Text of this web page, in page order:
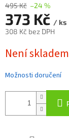
495 Kč –24 %
373 Kč / ks
308 Kč bez DPH
cena:
Není skladem
Možnosti doručení